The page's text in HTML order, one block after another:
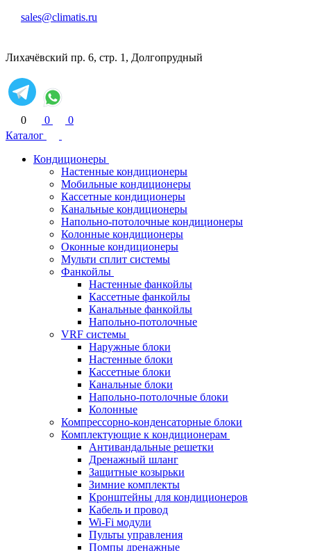
sales@climatis.ru
Лихачёвский пр. 6, стр. 1, Долгопрудный
0 0
0
Каталог
Кондиционеры
Настенные кондиционеры
Мобильные кондиционеры
Кассетные кондиционеры
Канальные кондиционеры
Напольно-потолочные кондиционеры
Колонные кондиционеры
Оконные кондиционеры
Мульти сплит системы
Фанкойлы
Настенные фанкойлы
Кассетные фанкойлы
Канальные фанкойлы
Напольно-потолочные
VRF системы
Наружные блоки
Настенные блоки
Кассетные блоки
Канальные блоки
Напольно-потолочные блоки
Колонные
Компрессорно-конденсаторные блоки
Комплектующие к кондиционерам
Антивандальные решетки
Дренажный шланг
Защитные козырьки
Зимние комплекты
Кронштейны для кондиционеров
Кабель и провод
Wi-Fi модули
Пульты управления
Помпы дренажные